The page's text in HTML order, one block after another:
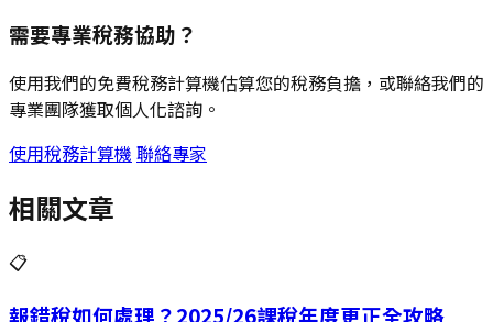
需要專業稅務協助？
使用我們的免費稅務計算機估算您的稅務負擔，或聯絡我們的
專業團隊獲取個人化諮詢。
使用稅務計算機 聯絡專家
相關文章
📋
報錯稅如何處理？2025/26課稅年度更正全攻略